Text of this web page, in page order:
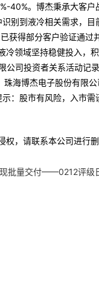
40%。博杰秉承大客户
别到液冷相关需求，目
获得部分客户验证通过
冷领域坚持稳健投入，
公司投资者关系活动记录
海博杰电子股份有限公
：股市有风险，入市需
权，请联系本公司进行删
现批量交付——0212评级